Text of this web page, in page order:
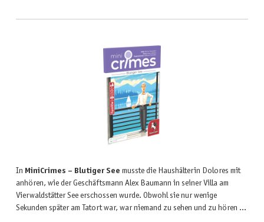
In MiniCrimes – Blutiger See musste die Haushälterin Dolores mit
anhören, wie der Geschäftsmann Alex Baumann in seiner Villa am
Vierwaldstätter See erschossen wurde. Obwohl sie nur wenige
Sekunden später am Tatort war, war niemand zu sehen und zu hören …